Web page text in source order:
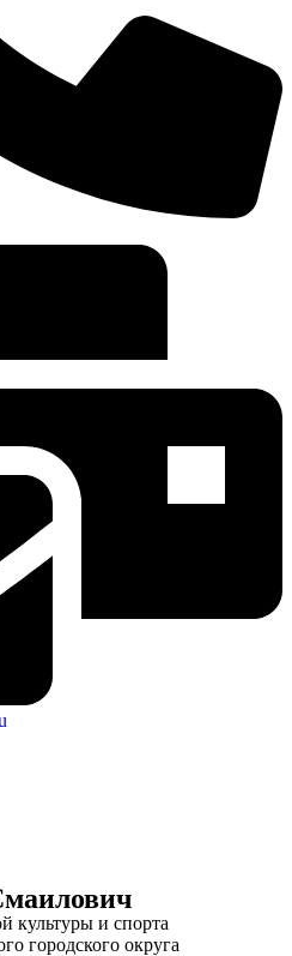
культуры и спорта
городского округа